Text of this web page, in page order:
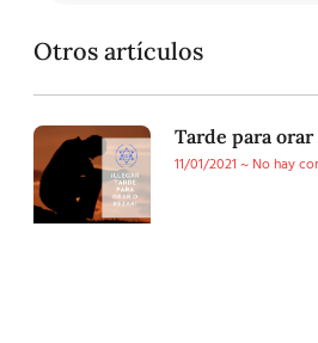
Otros artículos
Tarde para
11/01/2021
No hay